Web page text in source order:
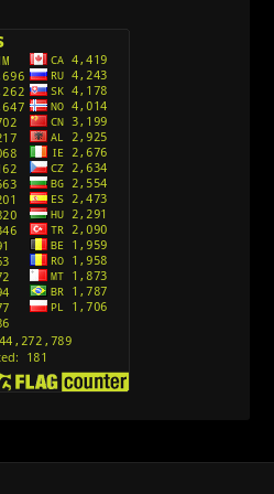
(Sinhronizovano na
na Hrvatski)
na Hrvatski
na Srpski)
na Srpski
And the Chipmunks)